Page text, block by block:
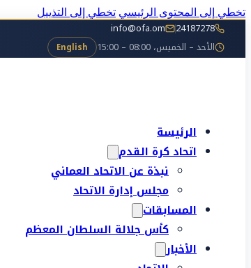
تخطي إلى المحتوى الرئيسي تخطي إلى التذييل
24187278
info@ofa.om
الأحد – الخميس، 08:00 – 15:00
English
الرئيسة
اتحاد كرة القدم
نبذة عن الاتحاد العماني
مجلس إدارة الاتحاد
المسابقات
كأس جلالة السلطان المعظم
الأخبار